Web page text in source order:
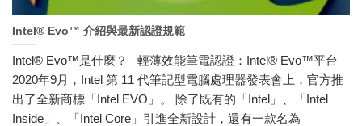
Intel® Evo™ 介紹與最新認證規範
Intel® Evo™是什麼？ 輕薄效能筆電認證：Intel® Evo™平台
2020年9月，Intel 第 11 代筆記型電腦處理器發表會上，官方推
出了全新商標「Intel EVO」。 除了既有的「Intel」、「Intel
Inside」、「Intel Core」引進全新設計，還有一款名為